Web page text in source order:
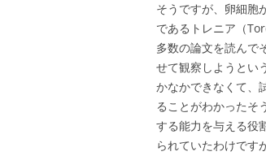
そうですが、卵細胞
であるトレニア（
多数の論文を読んで
せて観察しようとい
かなかできなくて、
ることがわかったそ
する能力を与える役
られていたわけです